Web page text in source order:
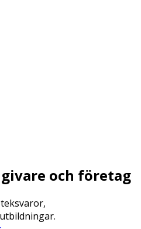
och företag